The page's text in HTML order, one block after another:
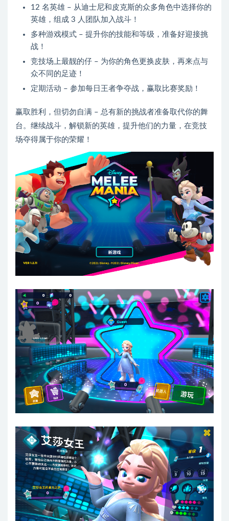
12 名英雄 – 从迪士尼和皮克斯的众多角色中选择你的
英雄，组成 3 人团队加入战斗！
多种游戏模式 – 提升你的技能和等级，准备好迎接挑
战！
竞技场上最靓的仔 – 为你的角色更换皮肤，再来点与
众不同的足迹！
定期活动 – 参加每日王者争夺战，赢取比赛奖励！
赢取胜利，但切勿自满 – 总有新的挑战者准备取代你的舞
台。继续战斗，解锁新的英雄，提升他们的力量，在竞技
场夺得属于你的荣耀！